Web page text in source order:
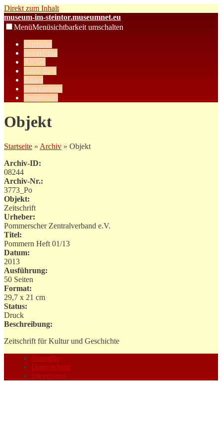
Direkt zum Inhalt
museum-im-steintor.museumnet.eu
MenüMenüsichtbarkeit umschalten
Startseite
Sammlung
Archiv
Bibliothek
Bilder
Datenschutz
Impressum
Objekt
Startseite » Archiv » Objekt
Archiv-ID:
08244
Archiv-Nr.:
3773_Po
Objekt:
Zeitschrift
Urheber:
Pommerscher Zentralverband e.V.
Titel:
Pommern Heft 01/13
Datum:
2013
Ausführung:
50 Seiten
Format:
29,7 x 21 cm
Status:
Druck
Beschreibung:
Zeitschrift für Kultur und Geschichte
Startseite
Datenschutz
Impressum